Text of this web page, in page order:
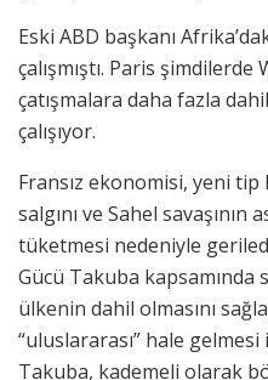
Eski ABD başkanı
çalışmıştı. Paris şimdilerde
çatışmalara daha fazla
çalışıyor.
Fransız ekonomisi, yeni
salgını ve Sahel
tüketmesi nedeniyle
Gücü Takuba kapsamında
ülkenin dahil olmasını
“uluslararası” hale
Takuba, kademeli olarak